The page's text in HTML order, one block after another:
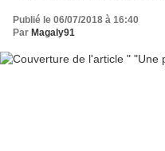
Publié le 06/07/2018 à 16:40
Par Magaly91